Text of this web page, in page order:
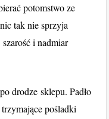
potomstwo ze
tak nie sprzyja
i nadmiar
drodze sklepu. Padło
pośladki